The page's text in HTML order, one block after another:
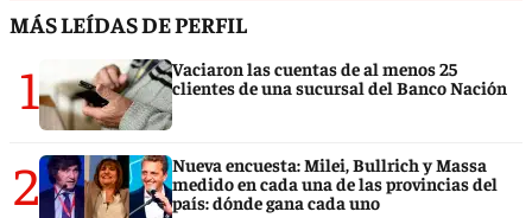
MÁS LEÍDAS DE PERFIL
1
Vaciaron las cuentas de al menos 25
clientes de una sucursal del Banco Nación
2
Nueva encuesta: Milei, Bullrich y Massa
medido en cada una de las provincias del
país: dónde gana cada uno